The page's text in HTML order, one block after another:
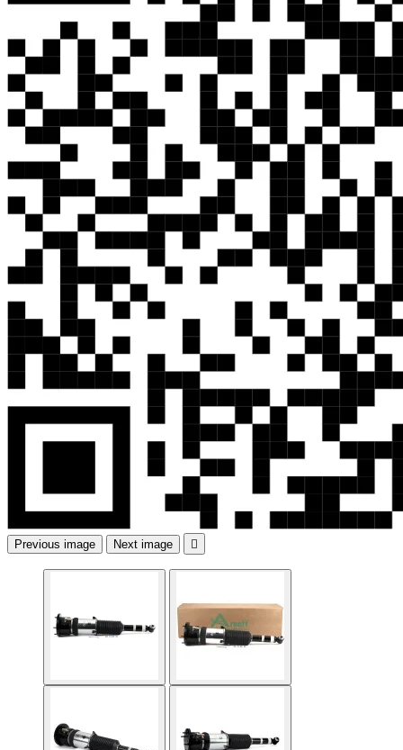
Previous image Next image 